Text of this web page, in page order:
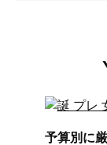
予算別に